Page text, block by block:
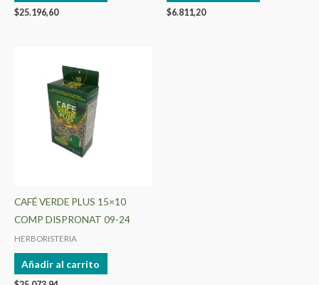
$25.196,60 $6.811,20
CAFÉ VERDE PLUS 15×10
COMP DISPRONAT 09-24
HERBORISTERIA
Añadir al carrito